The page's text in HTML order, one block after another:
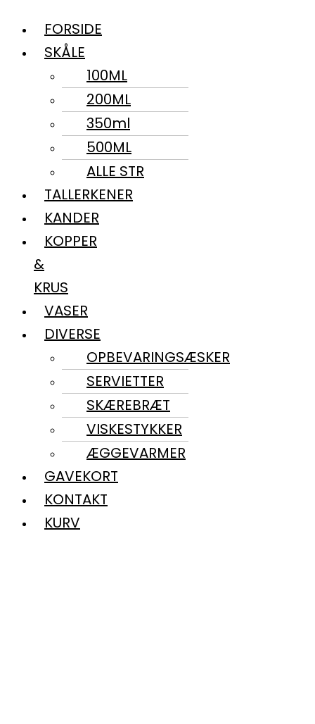
FORSIDE
SKÅLE
100ML
200ML
350ml
500ML
ALLE STR
TALLERKENER
KANDER
KOPPER
&
KRUS
VASER
DIVERSE
OPBEVARINGSÆSKER
SERVIETTER
SKÆREBRÆT
VISKESTYKKER
ÆGGEVARMER
GAVEKORT
KONTAKT
KURV